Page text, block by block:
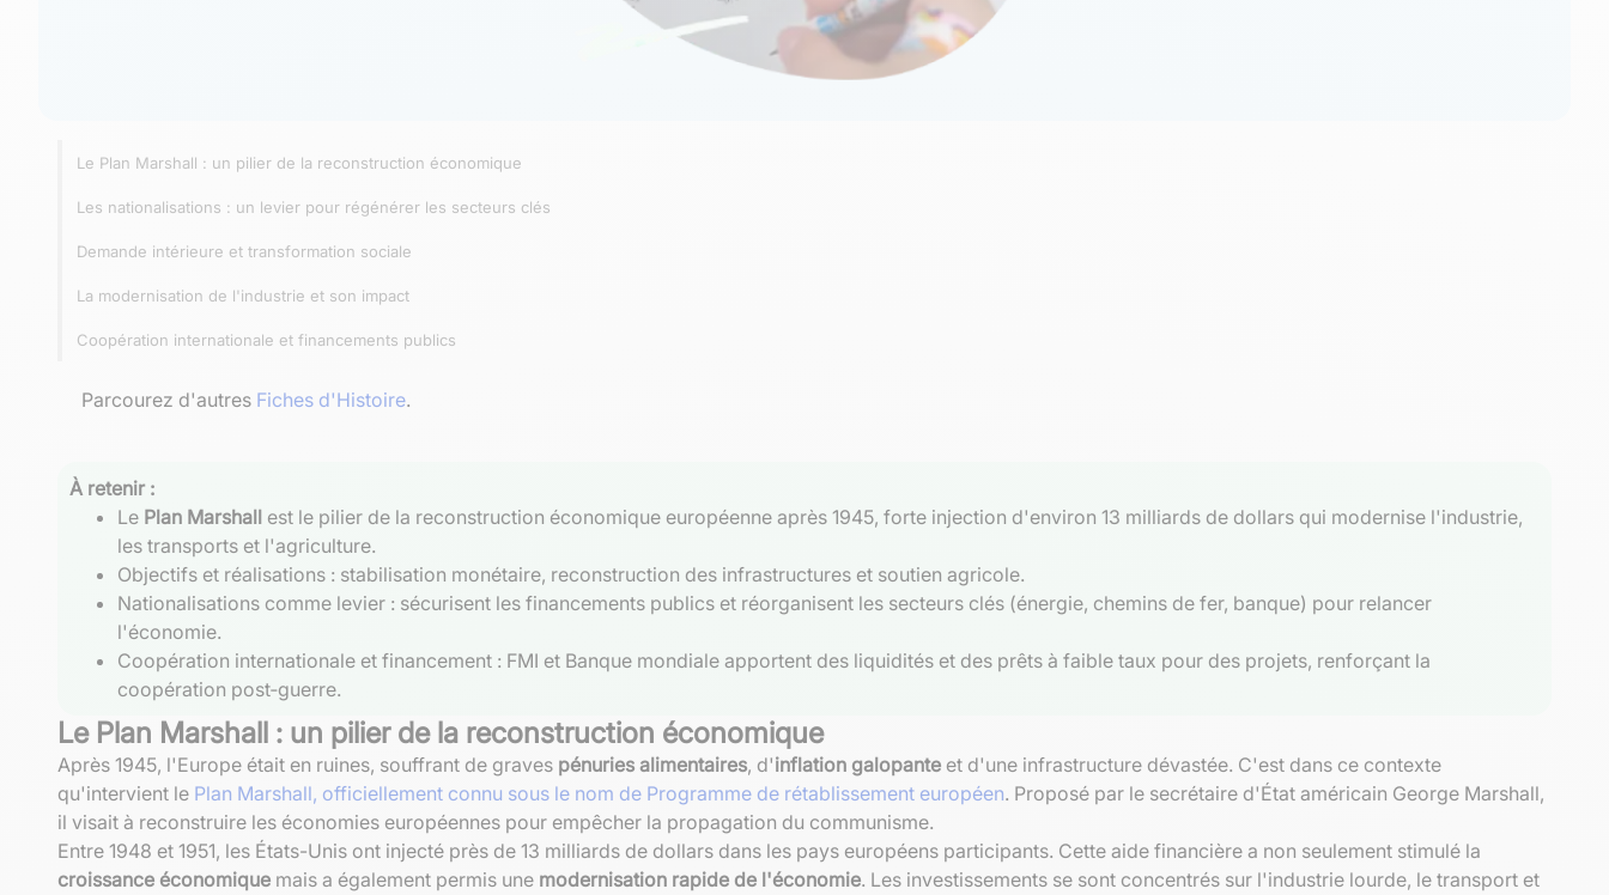
Le Plan Marshall : un pilier de la reconstruction économique
Les nationalisations : un levier pour régénérer les secteurs clés
Demande intérieure et transformation sociale
La modernisation de l'industrie et son impact
Coopération internationale et financements publics
Parcourez d'autres Fiches d'Histoire.
À retenir :
Le Plan Marshall est le pilier de la reconstruction économique européenne après 1945, forte injection d'environ 13 milliards de dollars qui modernise l'industrie,
les transports et l'agriculture.
Objectifs et réalisations : stabilisation monétaire, reconstruction des infrastructures et soutien agricole.
Nationalisations comme levier : sécurisent les financements publics et réorganisent les secteurs clés (énergie, chemins de fer, banque) pour relancer
l'économie.
Coopération internationale et financement : FMI et Banque mondiale apportent des liquidités et des prêts à faible taux pour des projets, renforçant la
coopération post‑guerre.
Le Plan Marshall : un pilier de la reconstruction économique
Après 1945, l'Europe était en ruines, souffrant de graves pénuries alimentaires, d'inflation galopante et d'une infrastructure dévastée. C'est dans ce contexte
qu'intervient le Plan Marshall, officiellement connu sous le nom de Programme de rétablissement européen. Proposé par le secrétaire d'État américain George Marshall,
il visait à reconstruire les économies européennes pour empêcher la propagation du communisme.
Entre 1948 et 1951, les États-Unis ont injecté près de 13 milliards de dollars dans les pays européens participants. Cette aide financière a non seulement stimulé la
croissance économique mais a également permis une modernisation rapide de l'économie. Les investissements se sont concentrés sur l'industrie lourde, le transport et